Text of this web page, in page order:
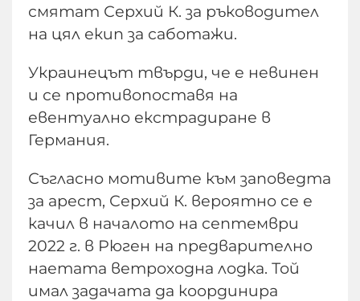
смятат Серхий К. за ръководител
на цял екип за саботажи.
Украинецът твърди, че е невинен
и се противопоставя на
евентуално екстрадиране в
Германия.
Съгласно мотивите към заповедта
за арест, Серхий К. вероятно се е
качил в началото на септември
2022 г. в Рюген на предварително
наетата ветроходна лодка. Той
имал задачата да координира